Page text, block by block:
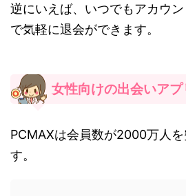
逆にいえば、いつでもアカウ
で気軽に退会ができます。
女性向けの出会いアプ
PCMAXは会員数が2000万人
す。